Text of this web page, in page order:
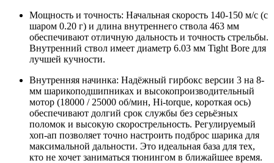
Мощность и точность: Начальная скорость 140-150 м/с (с
шаром 0.20 г) и длина внутреннего ствола 463 мм
обеспечивают отличную дальность и точность стрельбы.
Внутренний ствол имеет диаметр 6.03 мм Tight Bore для
лучшей кучности.
Внутренняя начинка: Надёжный гирбокс версии 3 на 8-
мм шарикоподшипниках и высокопроизводительный
мотор (18000 / 25000 об/мин, Hi‑torque, короткая ось)
обеспечивают долгий срок службы без серьёзных
поломок и высокую скорострельность. Регулируемый
хоп-ап позволяет точно настроить подброс шарика для
максимальной дальности. Это идеальная база для тех,
кто не хочет заниматься тюнингом в ближайшее время.